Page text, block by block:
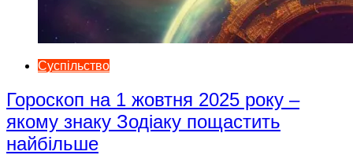
Суспільство
Гороскоп на 1 жовтня 2025 року –
якому знаку Зодіаку пощастить
найбільше